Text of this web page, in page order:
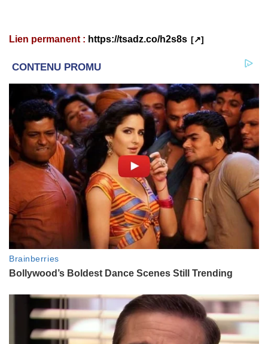
Lien permanent : https://tsadz.co/h2s8s